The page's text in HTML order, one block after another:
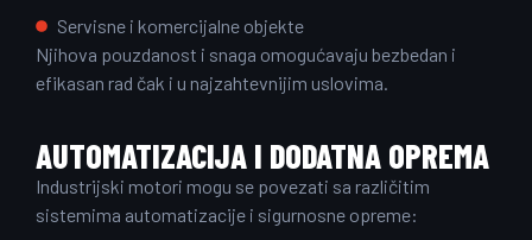
Servisne i komercijalne objekte
Njihova pouzdanost i snaga omogućavaju bezbedan i
efikasan rad čak i u najzahtevnijim uslovima.
AUTOMATIZACIJA I DODATNA OPREMA
Industrijski motori mogu se povezati sa različitim
sistemima automatizacije i sigurnosne opreme: